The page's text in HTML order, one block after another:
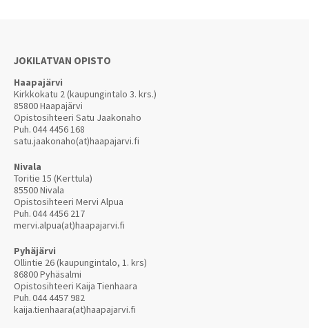
JOKILATVAN OPISTO
Haapajärvi
Kirkkokatu 2 (kaupungintalo 3. krs.)
85800 Haapajärvi
Opistosihteeri Satu Jaakonaho
Puh.044 4456 168
satu.jaakonaho(at)haapajarvi.fi
Nivala
Toritie 15 (Kerttula)
85500 Nivala
Opistosihteeri Mervi Alpua
Puh.044 4456 217
mervi.alpua(at)haapajarvi.fi
Pyhäjärvi
Ollintie 26 (kaupungintalo, 1. krs)
86800 Pyhäsalmi
Opistosihteeri Kaija Tienhaara
Puh.044 4457 982
kaija.tienhaara(at)haapajarvi.fi